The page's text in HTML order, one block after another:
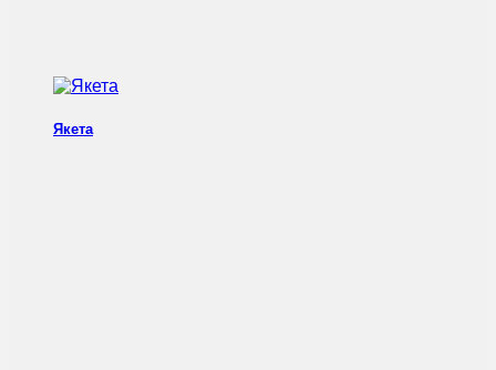
Якета